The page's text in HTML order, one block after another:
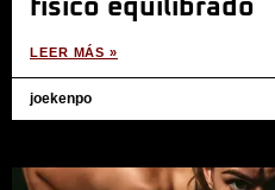
físico equilibrado
LEER MÁS »
joekenpo